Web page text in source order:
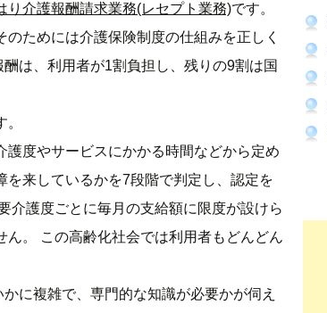
介護報酬請求業務(レセプト業務)です。
ためには介護保険制度の仕組みを正しく
は、利用者が1割負担し、残りの9割は国
度やサービスにかかる時間などから定め
来しているかを7段階で判定し、認定を
介護度ごとに毎月の支給額に限度が設けら
。
この高齢化社会では利用者もどんどん
に複雑で、専門的な知識が必要かが伺え